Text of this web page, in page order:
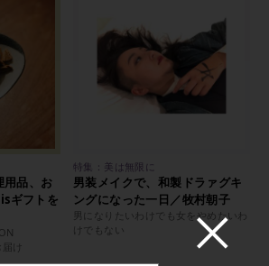
用品、お
ギフトを
け
特集：美は無限に
男装メイクで、和製ドラァグキ
ングになった一日／牧村朝子
男になりたいわけでも女をやめたいわ
けでもない